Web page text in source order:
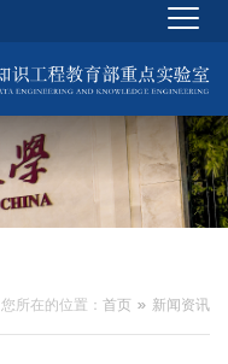
您所在的位置： 首页 新闻资讯